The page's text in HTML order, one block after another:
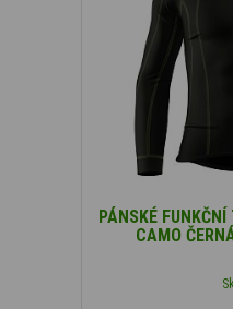
PÁNSKÉ FUNKČNÍ
CAMO